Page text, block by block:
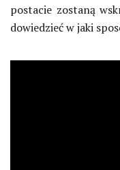
postacie zostaną
dowiedzieć w jaki